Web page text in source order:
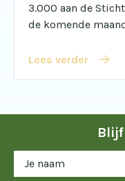
3.000 aan de
de komende
Lees verder